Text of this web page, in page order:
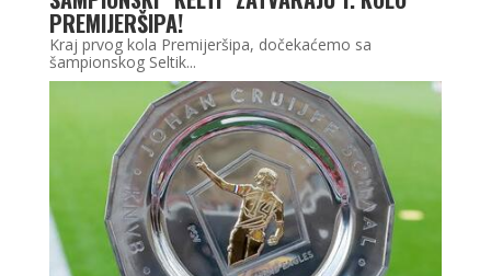
PREMIJERŠIPA!
Kraj prvog kola Premijeršipa, dočekaćemo sa
šampionskog Seltik...